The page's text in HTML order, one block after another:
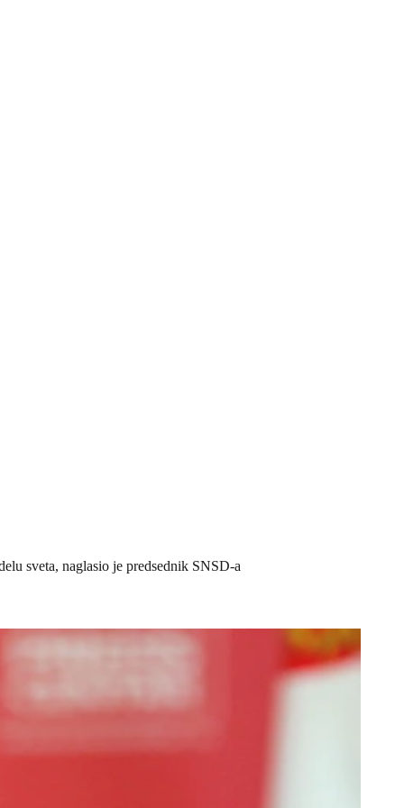
sveta, naglasio je predsednik SNSD-a